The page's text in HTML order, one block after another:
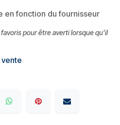
en fonction du fournisseur
pour être averti lorsque qu'il